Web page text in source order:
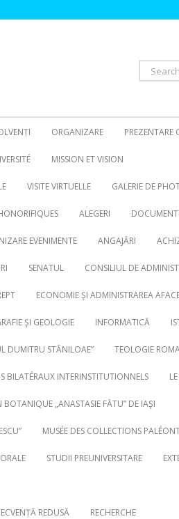
Search
for:
ORGANIZARE PREZENTARE
MISSION ET VISION
VISITE VIRTUELLE GALERIE DE
ALEGERI
EVENIMENTE ANGAJĂRI
SENATUL CONSILIUL DE
ECONOMIE ŞI ADMINISTRAREA
ŞI GEOLOGIE INFORMATICĂ
DUMITRU STĂNILOAE” TEOLOGIE
BILATÉRAUX INTERINSTITUTIONNELS
BOTANIQUE „ANASTASIE FĂTU” DE IAŞI
MUSÉE DES COLLECTIONS
STUDII PREUNIVERSITARE
REDUSĂ RECHERCHE